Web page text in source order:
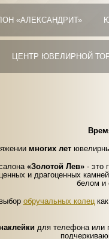
«АЛЕКСАНДРИТ»
ЦЕНТР ЮВЕЛИРНОЙ
многих лет
«Золотой Лев»- это
и драгоценных
белом и
обручальных колецкак
для телефона или